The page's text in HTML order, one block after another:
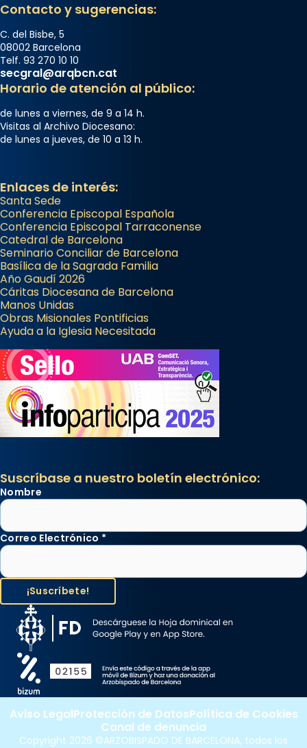
Contacto y sugerencias:
C. del Bisbe, 5
08002 Barcelona
Telf. 93 270 10 10
secgral@arqbcn.cat
Horario de atención al público:
de lunes a viernes, de 9 a 14 h.
Visitas al Archivo Diocesano:
de lunes a jueves, de 10 a 13 h.
Enlaces de interés:
Santa Sede
Conferencia Episcopal Española
Conferencia Episcopal Tarraconense
Catedral de Barcelona
Seminario Conciliar de Barcelona
Basílica de la Sagrada Familia
Año Gaudí 2026
Cáritas Diocesana de Barcelona
Manos Unidas
Obras Misionales Pontificias
Ayuda a la Iglesia Necesitada
Suscríbase a nuestro boletín electrónico:
Nombre
Correo Electrónico *
Copyright 2026 ©ARZOBISPADO DE BARCELONA, todos los
Aviso LegalProtección de DatosPolítica de Cookies
Canal de denuncia